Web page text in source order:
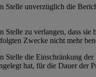
Stelle unverzüglich die
zu verlangen, dass
Zwecke nicht mehr
Stelle die Einschränkung
hat, für die Dauer der